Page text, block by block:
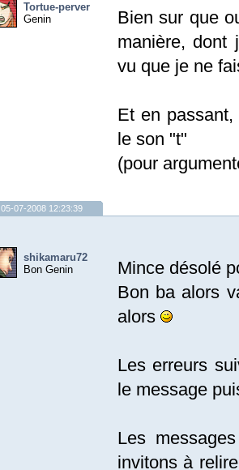
Tortue-perver
Genin
Bien sur que
manière, dont
vu que je ne
Et en
le son "t"
(pour
05-07-2008 12:23:39
shikamaru72
Bon Genin
Mince désolé
Bon ba alors
alors
Les erreurs
le message
Les
invitons à